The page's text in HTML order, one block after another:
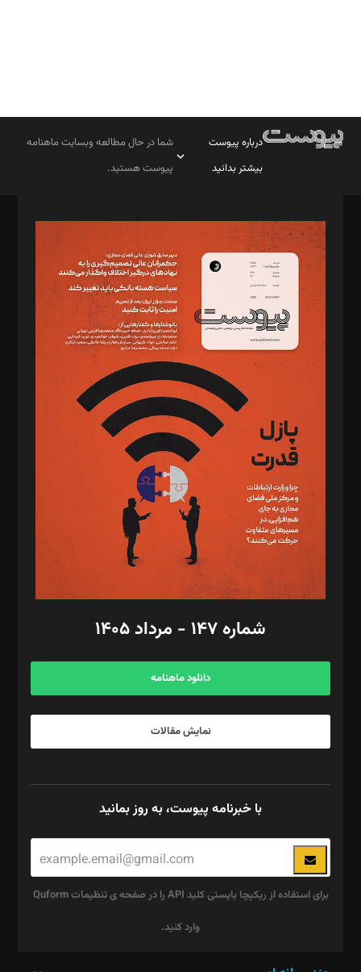
درباره پیوست
بیشتر بدانید
شما در حال مطالعه وبسایت ماهنامه
پیوست هستید.
مدیر مسئول: محمدباقر اثنی‌عشری
سردبیر: مهرک محمودی
دبیر تحریریه: میثم قاسمی
د‌بیر ناداستان: سمانه سمیع
د‌بیر خدمت و تجارت: ابوالفضل رجبی
د‌بیر حقوق فناوری: حسام‌الدین ایپکچی
د‌بیر پیوست جهان: مینا پاکدل
د‌بیر تحریریه آنلاین: بابک نقاش
تحریریه‌: مجتبی محمود‌ی، آرش برهمند، یسنا امان‌پور، سروش کرمیان،
مصطفی مسجدی آرانی، ابوالفضل رجبی، زهرا فکرانه، فائزه فتحی
رستمی،مصطفی باستان
ویرایش: نگار استاد‌‌آقا
طراح یونیفرم: مجید توکلی
فیلمبرداری و عکاسی: امیر شفیعی، مانی لطفی زاده
گرافیک و صفحه‌آرایی: سید‌سبحان‌علی ثابت
مد‌یر توسعه تجاری: کامبیز برید‌
امور مالی: شاپور رهبری، محمد‌ کاظمی‌نیا
آگهی و مشترکین: ۰۹۱۹۹۹۹۰۴۵۴
شماره ۱۴۷ - مرداد ۱۴۰۵
دانلود ماهنامه
نمایش مقالات
با خبرنامه پیوست، به روز بمانید
برای استفاده از ریکپچا بایستی کلید API را در صفحه ی تنظیمات Quform
وارد کنید.